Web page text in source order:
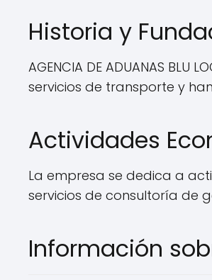
Historia y
AGENCIA DE ADUANAS
servicios de transporte y
Actividades
La empresa se dedica a
servicios de consultoría de
Información